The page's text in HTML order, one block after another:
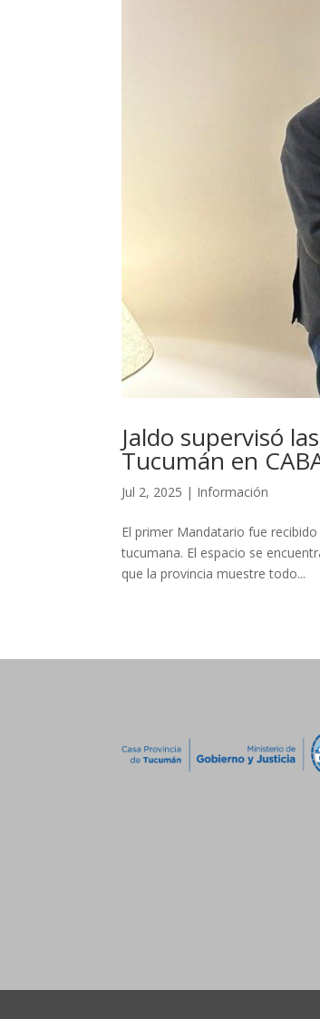
Jaldo supervisó
Tucumán en
Jul 2, 2025 | Información
El primer Mandatario fue
tucumana. El espacio se
que la provincia muestre todo...